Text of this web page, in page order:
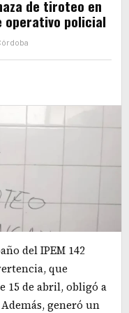
de tiroteo en
operativo policial
del IPEM 142
que
15 de abril, obligó a
generó un